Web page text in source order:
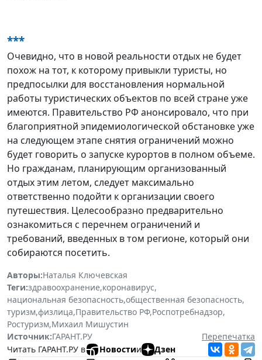
***
Очевидно, что в новой реальности отдых не будет
похож на тот, к которому привыкли туристы, но
предпосылки для восстановления нормальной
работы туристических объектов по всей стране уже
имеются. Правительство РФ анонсировало, что при
благоприятной эпидемиологической обстановке уже
на следующем этапе снятия ограничений можно
будет говорить о запуске курортов в полном объеме.
Но гражданам, планирующим организованный
отдых этим летом, следует максимально
ответственно подойти к организации своего
путешествия. Целесообразно предварительно
ознакомиться с перечнем ограничений и
требований, введенных в том регионе, который они
собираются посетить.
Авторы:Наталья Ключевская
Теги:здравоохранение,коронавирус,
национальная безопасность,общественная безопасность,
туризм,физлица,Правительство РФ,Роспотребнадзор,
Ростуризм,Михаил Мишустин
Источник:ГАРАНТ.РУ
Перепечатка
Читать ГАРАНТ.РУ в
Новостии Дзен